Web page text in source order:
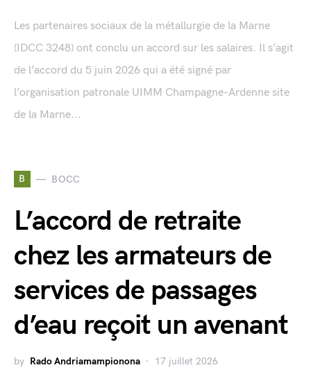
Les partenaires sociaux de la métallurgie de la Marne
(IDCC 3248) ont conclu un accord sur les salaires. Il s’agit
de l’accord du 5 juin 2026 qui a été signé par
l’organisation patronale UIMM Champagne-Ardenne site
de la Marne...
B BOCC
L’accord de retraite
chez les armateurs de
services de passages
d’eau reçoit un avenant
by Rado Andriamampionona 17 juillet 2026